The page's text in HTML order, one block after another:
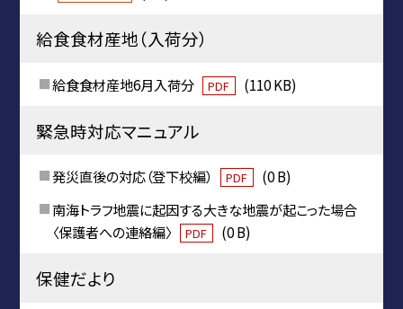
給食食材産地（入荷分）
給食食材産地6月入荷分 PDF (110 KB)
緊急時対応マニュアル
発災直後の対応（登下校編） PDF
(0 B)
南海トラフ地震に起因する大きな地震が起こった場合
〈保護者への連絡編〉
PDF (0 B)
保健だより